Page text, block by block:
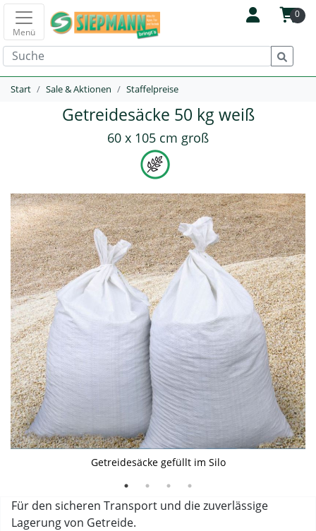
0
Menü
Start Sale & Aktionen Staffelpreise
Getreidesäcke 50 kg weiß
60 x 105 cm groß
Getreidesäcke gefüllt im Silo
Eine Lage Getreidesäcke, 50 Stück durch Bandeinlage
getrennt
Getreidesäcke gestapelt
Für den sicheren Transport und die zuverlässige
Lagerung von Getreide.